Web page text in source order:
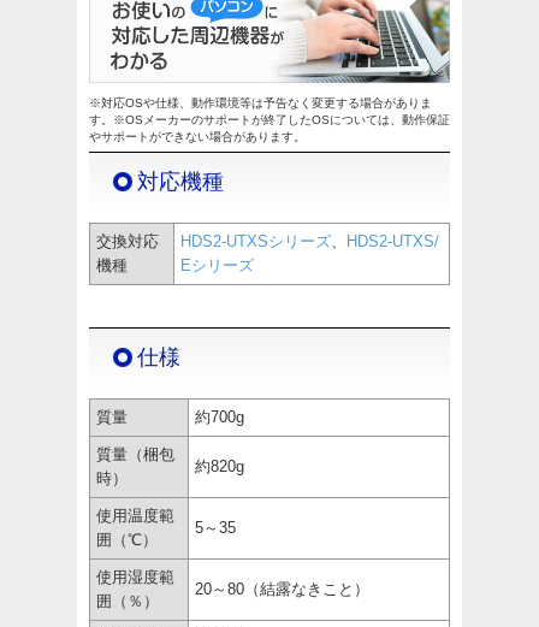
※対応OSや仕様、動作環境等は予告なく変更する場合がありま
す。※OSメーカーのサポートが終了したOSについては、動作保証
やサポートができない場合があります。
対応機種
交換対応
機種
HDS2-UTXSシリーズ
HDS2-UTXS/
Eシリーズ
仕様
質量 約700g
質量（梱包
時）
約820g
使用温度範
囲（℃）
5～35
使用湿度範
囲（％）
20～80（結露なきこと）